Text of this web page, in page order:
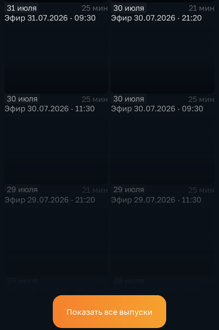
31 июля
25 мин
Эфир 31.07.2026 · 09:30
30 июля
21 мин
Эфир 30.07.2026 · 21:20
30 июля
25 мин
Эфир 30.07.2026 · 11:30
30 июля
25 мин
Эфир 30.07.2026 · 09:30
29 июля
21 мин
Эфир 29.07.2026 · 21:20
29 июля
25 мин
Эфир 29.07.2026 · 11:30
Показать все выпуски